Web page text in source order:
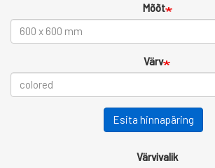
Mõõt
Värv
Esita hinnapäring
Värvivalik